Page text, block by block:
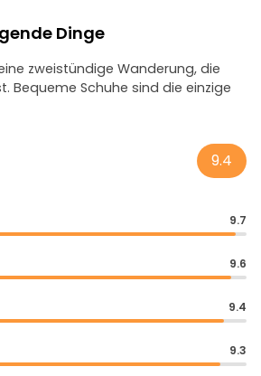
Dinge
zweistündige Wanderung, die
Bequeme Schuhe sind die einzige
9.4
9.7
9.6
9.4
9.3